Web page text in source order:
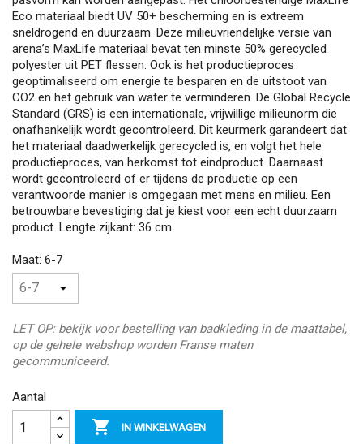
Eco materiaal biedt UV 50+ bescherming en is extreem
sneldrogend en duurzaam. Deze milieuvriendelijke versie van
arena’s MaxLife materiaal bevat ten minste 50% gerecycled
polyester uit PET flessen. Ook is het productieproces
geoptimaliseerd om energie te besparen en de uitstoot van
CO2 en het gebruik van water te verminderen. De Global Recycle
Standard (GRS) is een internationale, vrijwillige milieunorm die
onafhankelijk wordt gecontroleerd. Dit keurmerk garandeert dat
het materiaal daadwerkelijk gerecycled is, en volgt het hele
productieproces, van herkomst tot eindproduct. Daarnaast
wordt gecontroleerd of er tijdens de productie op een
verantwoorde manier is omgegaan met mens en milieu. Een
betrouwbare bevestiging dat je kiest voor een echt duurzaam
product. Lengte zijkant: 36 cm.
Maat: 6-7
LET OP: bekijk voor bestelling van badkleding in de maattabel,
op de gehele webshop worden Franse maten
gecommuniceerd.
Aantal
 IN WINKELWAGEN